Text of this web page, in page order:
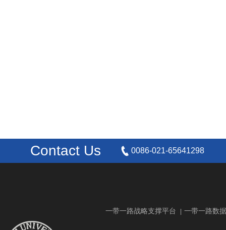
Contact Us 0086-021-65641298
一带一路战略支撑平台 一带一路数